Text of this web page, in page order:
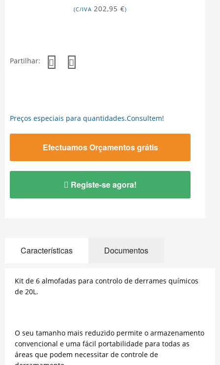
(C/IVA 202,95 €)
Partilhar:
Preços especiais para quantidades.Consultem!
Efectuamos Orçamentos grátis
Registe-se agora!
Características Documentos
Kit de 6 almofadas para controlo de derrames químicos
de 20L.
O seu tamanho mais reduzido permite o armazenamento
convencional e uma fácil portabilidade para todas as
áreas que podem necessitar de controle de